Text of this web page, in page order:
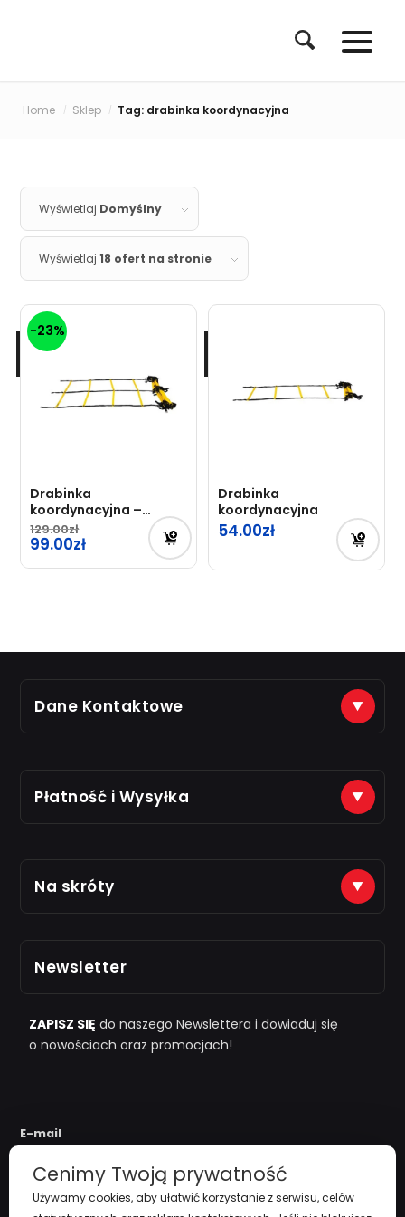
Home / Sklep / Tag: drabinka koordynacyjna
Wyświetlaj Domyślny
Wyświetlaj18 ofert na stronie
-23%
Drabinka
koordynacyjna –
podwójna
129.00
Pierwotna
cena
99.00
Aktualna
Drabinka
koordynacyjna
54.00
Dane Kontaktowe
(+48) 888 561 463
na e-maile odpisujemy od 8.00 do 16.00
Płatność i Wysyłka
Just7Gym
i "przy zamówieniu powyżej 1000zł
Na skróty
Zarejestruj się
Regulamin
Newsletter
ZAPISZ SIĘ do naszego Newslettera i dowiaduj się
o nowościach oraz promocjach!
E-mail
Cenimy Twoją prywatność
Używamy cookies, aby ułatwić korzystanie z serwisu, celów